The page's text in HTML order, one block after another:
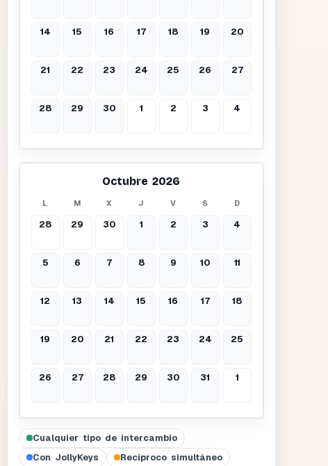
14 15 16 17 18 19 20
21 22 23 24 25 26 27
28 29 30 1 2 3 4
Octubre 2026
L M X J V S D
28 29 30 1 2 3 4
5 6 7 8 9 10 11
12 13 14 15 16 17 18
19 20 21 22 23 24 25
26 27 28 29 30 31 1
Cualquier tipo de intercambio
Con JollyKeys
Recíproco simultáneo